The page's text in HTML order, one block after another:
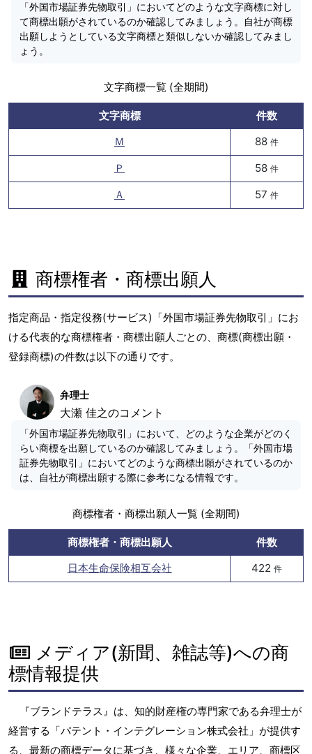
「外国市場証券先物取引」においてどのような文字商標に対し
て商標出願がされているのか確認してみましょう。自社が商標
出願しようとしている文字商標と類似しないか確認してみまし
ょう。
文字商標一覧 (全期間)
文字商標
件数
Ｍ
88 件
Ｐ 58 件
Ａ 57 件
商標権者・商標出願人
指定商品・指定役務(サービス)「外国市場証券先物取引」にお
ける代表的な商標権者・商標出願人ごとの、商標(商標出願・
登録商標)の件数は以下の通りです。
弁理士
大瀬 佳之のコメント
「外国市場証券先物取引」において、どのような企業がどのく
らい商標を出願しているのか確認してみましょう。「外国市場
証券先物取引」においてどのような商標出願がされているのか
は、自社が商標出願する際に参考になる情報です。
商標権者・商標出願人一覧 (全期間)
商標権者・商標出願人
件数
日本生命保険相互会社
422 件
メディア(新聞、雑誌等)への商
標情報提供
『ブランドテラス』は、知的財産権の専門家である弁理士が
経営する「パテント・インテグレーション株式会社」が提供す
る、最新の商標データに基づき、様々な企業、エリア、商標区